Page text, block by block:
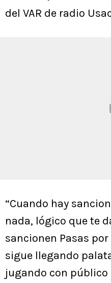
del VAR de radio
“Cuando hay
nada, lógico que te
sancionen Pasas
sigue llegando
jugando con